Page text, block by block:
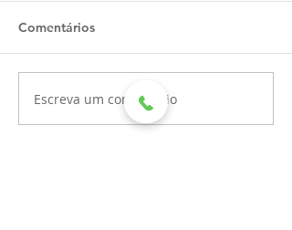
Comentários
Escreva um comentário